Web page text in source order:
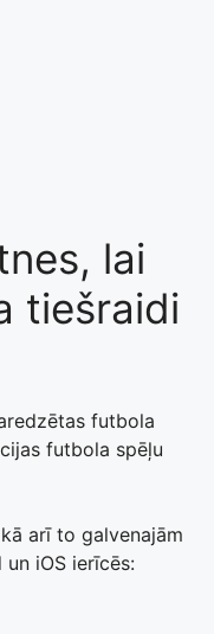
lai
tiešraidi
futbola
futbola spēļu
arī to galvenajām
iOS ierīcēs: